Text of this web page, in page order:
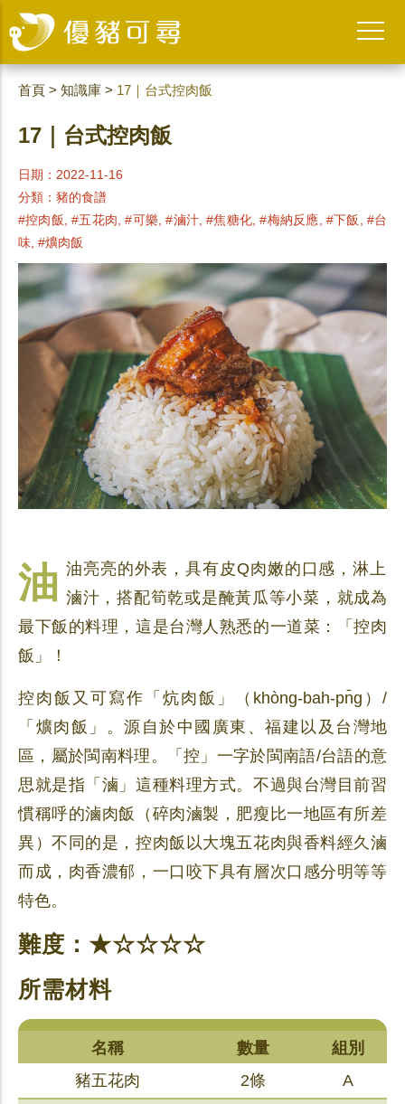
首頁 > 知識庫 > 17｜台式控肉飯
17｜台式控肉飯
日期：2022-11-16
分類： 豬的食譜
#控肉飯, #五花肉, #可樂, #滷汁, #焦糖化, #梅納反應, #下飯, #台
味, #爌肉飯
油油亮亮的外表，具有皮Q肉嫩的口感，淋上 滷汁，搭配筍乾或是醃黃瓜等小菜，就成為
最下飯的料理，這是台灣人熟悉的一道菜：「控肉
飯」！
控肉飯又可寫作「炕肉飯」（khòng-bah-pn̄g）/
「爌肉飯」。源自於中國廣東、福建以及台灣地
區，屬於閩南料理。「控」一字於閩南語/台語的意
思就是指「滷」這種料理方式。不過與台灣目前習
慣稱呼的滷肉飯（碎肉滷製，肥瘦比一地區有所差
異）不同的是，控肉飯以大塊五花肉與香料經久滷
而成，肉香濃郁，一口咬下具有層次口感分明等等
特色。
難度：★☆☆☆☆
所需材料
名稱 數量
組別
豬五花肉
2條
A